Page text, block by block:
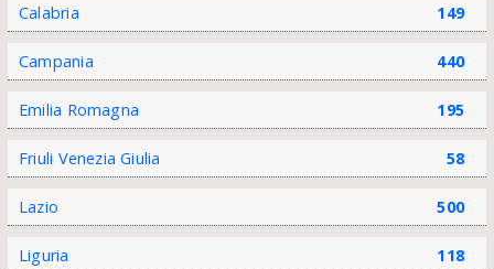
Calabria 149
Campania 440
Emilia Romagna 195
Friuli Venezia Giulia 58
Lazio 500
Liguria 118